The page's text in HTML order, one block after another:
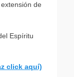
de
Espíritu
click aquí)